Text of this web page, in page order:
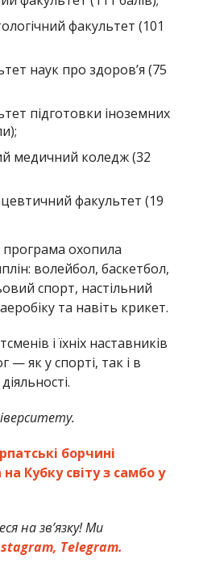
факультет (101
наук про здоров’я (75
підготовки іноземних
медичний коледж (32
факультет (19
охопила
волейбол, баскетбол,
спорт, настільний
та навіть крикет.
і їхніх наставників
— як у спорті, так і в
борчині
Кубку світу з самбо у
на зв’язку! Ми
Telegram.